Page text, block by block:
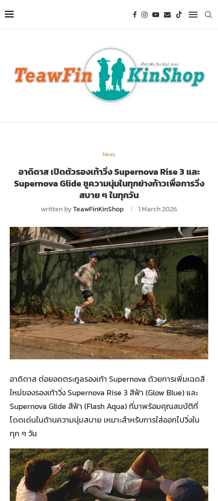
News
อาดิดาส เปิดตัวรองเท้าวิ่ง Supernova Rise 3 และ
Supernova Glide ชูความนุ่มในทุกย่างก้าวเพื่อการวิ่ง
สบาย ๆ ในทุกวัน
written byTeawFinKinShop 1 March 2026
อาดิดาส ต่อยอดตระกูลรองเท้า Supernova ด้วยการเพิ่มเฉดสี
ใหม่ของรองเท้าวิ่ง Supernova Rise 3 สีฟ้า (Glow Blue) และ
Supernova Glide สีฟ้า (Flash Aqua) ที่มาพร้อมคุณสมบัติที่
โดดเด่นในด้านความนุ่มสบาย เหมาะสำหรับการใส่ออกไปวิ่งใน
ทุก ๆ วัน